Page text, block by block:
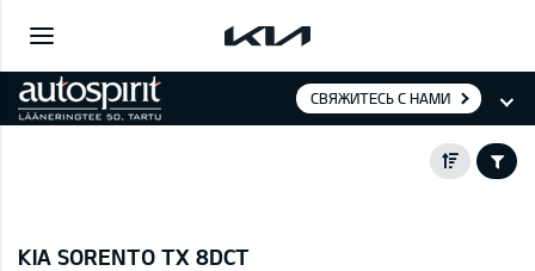
СВЯЖИТЕСЬ С НАМИ
KIA SORENTO TX 8DCT